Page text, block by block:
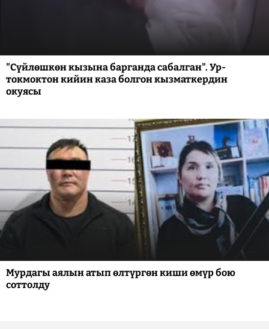
"Сүйлөшкөн кызына барганда сабалган". Ур-
токмоктон кийин каза болгон кызматкердин
окуясы
Мурдагы аялын атып өлтүргөн киши өмүр бою
соттолду